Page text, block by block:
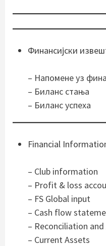
Финансијски
– Напомене уз
– Биланс стања
– Биланс успеха
Financial
– Club information
– Profit & loss
– FS Global input
– Cash flow
– Reconciliation
– Current Assets